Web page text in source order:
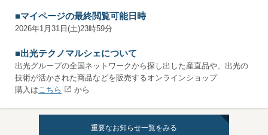
■マイページの最終閲覧可能日時
2026年1月31日(土)23時59分
■出光テクノマルシェについて
出光グループの全国ネットワークから探し出した産直品や、出光の
技術が活かされた商品などを販売するオンラインショップ
購入はこちら から
重要なお知らせ一覧をみる